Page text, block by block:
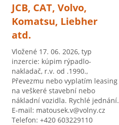
JCB, CAT, Volvo,
Komatsu, Liebher
atd.
Vložené 17. 06. 2026, typ
inzercie: kúpim rýpadlo-
nakladač, r.v. od .1990.,
Převezmu nebo vyplatím leasing
na veškeré stavební nebo
nákladní vozidla. Rychlé jednání.
E-mail: matousek.v@volny.cz
Telefon: +420 603229110